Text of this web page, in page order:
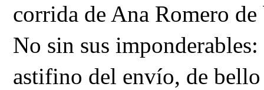
corrida de Ana Romero
No sin sus
astifino del envío, de